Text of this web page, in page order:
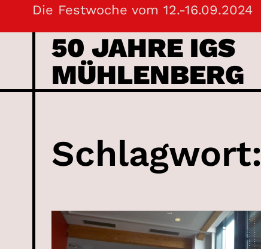
content
Die Festwoche vom 12.-16.09.2024
50 JAHRE IGS
MÜHLENBERG
Schlagwort: